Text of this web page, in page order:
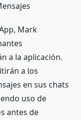
Mark
a la aplicación.
a los
en sus chats
uso de
antes de